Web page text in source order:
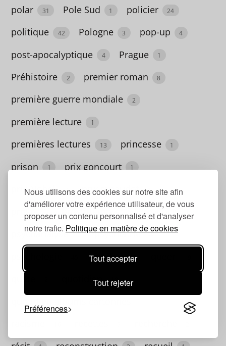
Nous utilisons des cookies sur notre site afin
d'améliorer votre expérience utilisateur, de vous
proposer un contenu personnalisé et d'analyser
notre trafic. Politique en matière de cookies
Tout accepter
Tout rejeter
Préférences
féminisme
féministe
57
ferme
3
fiction
1
Finlande
2
1
2
polar 31 Pole Sud 1 policier 24
politique 42 Pologne 3 pop-up 4
post-apocalyptique 4 Prague 1
Préhistoire 2 premier roman 8
première guerre mondiale 2
première lecture 1
premières lectures 13 princesse 1
prison 1 prix goncourt 1
prix Nobel 3 prix renaudot 1
prose prostitution Provence
psychanalyse 5 psychiatrie 4
Québec 2
quotidien 18